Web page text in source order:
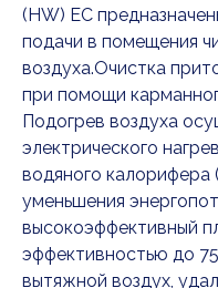
(HW) EC
подачи в помещения
воздуха.Очистка
при помощи
Подогрев воздуха
электрического
водяного калорифера
уменьшения
высокоэффективный
эффективностью до
вытяжной воздух,